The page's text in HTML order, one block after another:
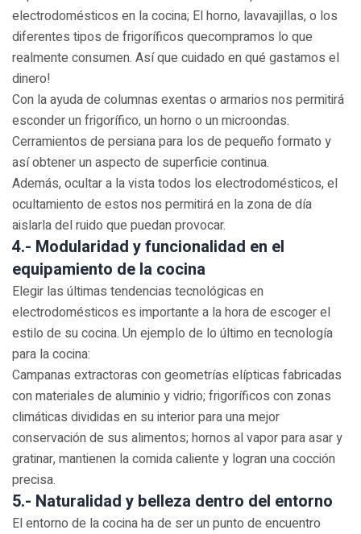
electrodomésticos en la cocina; El horno, lavavajillas, o los
diferentes tipos de frigoríficos quecompramos lo que
realmente consumen. Así que cuidado en qué gastamos el
dinero!
Con la ayuda de columnas exentas o armarios nos permitirá
esconder un frigorífico, un horno o un microondas.
Cerramientos de persiana para los de pequeño formato y
así obtener un aspecto de superficie continua.
Además, ocultar a la vista todos los electrodomésticos, el
ocultamiento de estos nos permitirá en la zona de día
aislarla del ruido que puedan provocar.
4.- Modularidad y funcionalidad en el
equipamiento de la cocina
Elegir las últimas tendencias tecnológicas en
electrodomésticos es importante a la hora de escoger el
estilo de su cocina. Un ejemplo de lo último en tecnología
para la cocina:
Campanas extractoras con geometrías elípticas fabricadas
con materiales de aluminio y vidrio; frigoríficos con zonas
climáticas divididas en su interior para una mejor
conservación de sus alimentos; hornos al vapor para asar y
gratinar, mantienen la comida caliente y logran una cocción
precisa.
5.- Naturalidad y belleza dentro del entorno
El entorno de la cocina ha de ser un punto de encuentro